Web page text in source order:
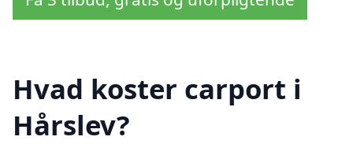
Hvad koster carport i
Hårslev?